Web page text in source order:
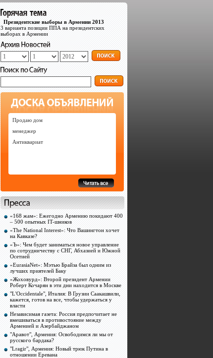
Президентские выборы в Армении 2013
3 варианта позиции ППА на президентских
выборах в Армении
Продаю дом
менеджер
Антиквариат
«168 жам»: Ежегодно Армению покидают 400
– 500 опытных IT-шников
«The National Interest»: Что Вашингтон хочет
на Кавказе?
«Ъ»: Чем будет заниматься новое управление
по сотрудничеству с СНГ, Абхазией и Южной
Осетией
«EurasiaNet»: Мэтью Брайза был одним из
лучших приятелей Баку
«Жоховурд»: Второй президент Армении
Роберт Кочарян в эти дни находится в Москве
"L'Occidentale", Италия: В Грузии Саакашвили,
кажется, готов на все, чтобы удержаться у
власти
Независимая газета: Россия предпочитает не
вмешиваться в противостояние между
Арменией и Азербайджаном
"Аравот", Армения: Освободимся ли мы от
русского бардака?
"Lragir", Армения: Новый трюк Путина в
отношении Еревана